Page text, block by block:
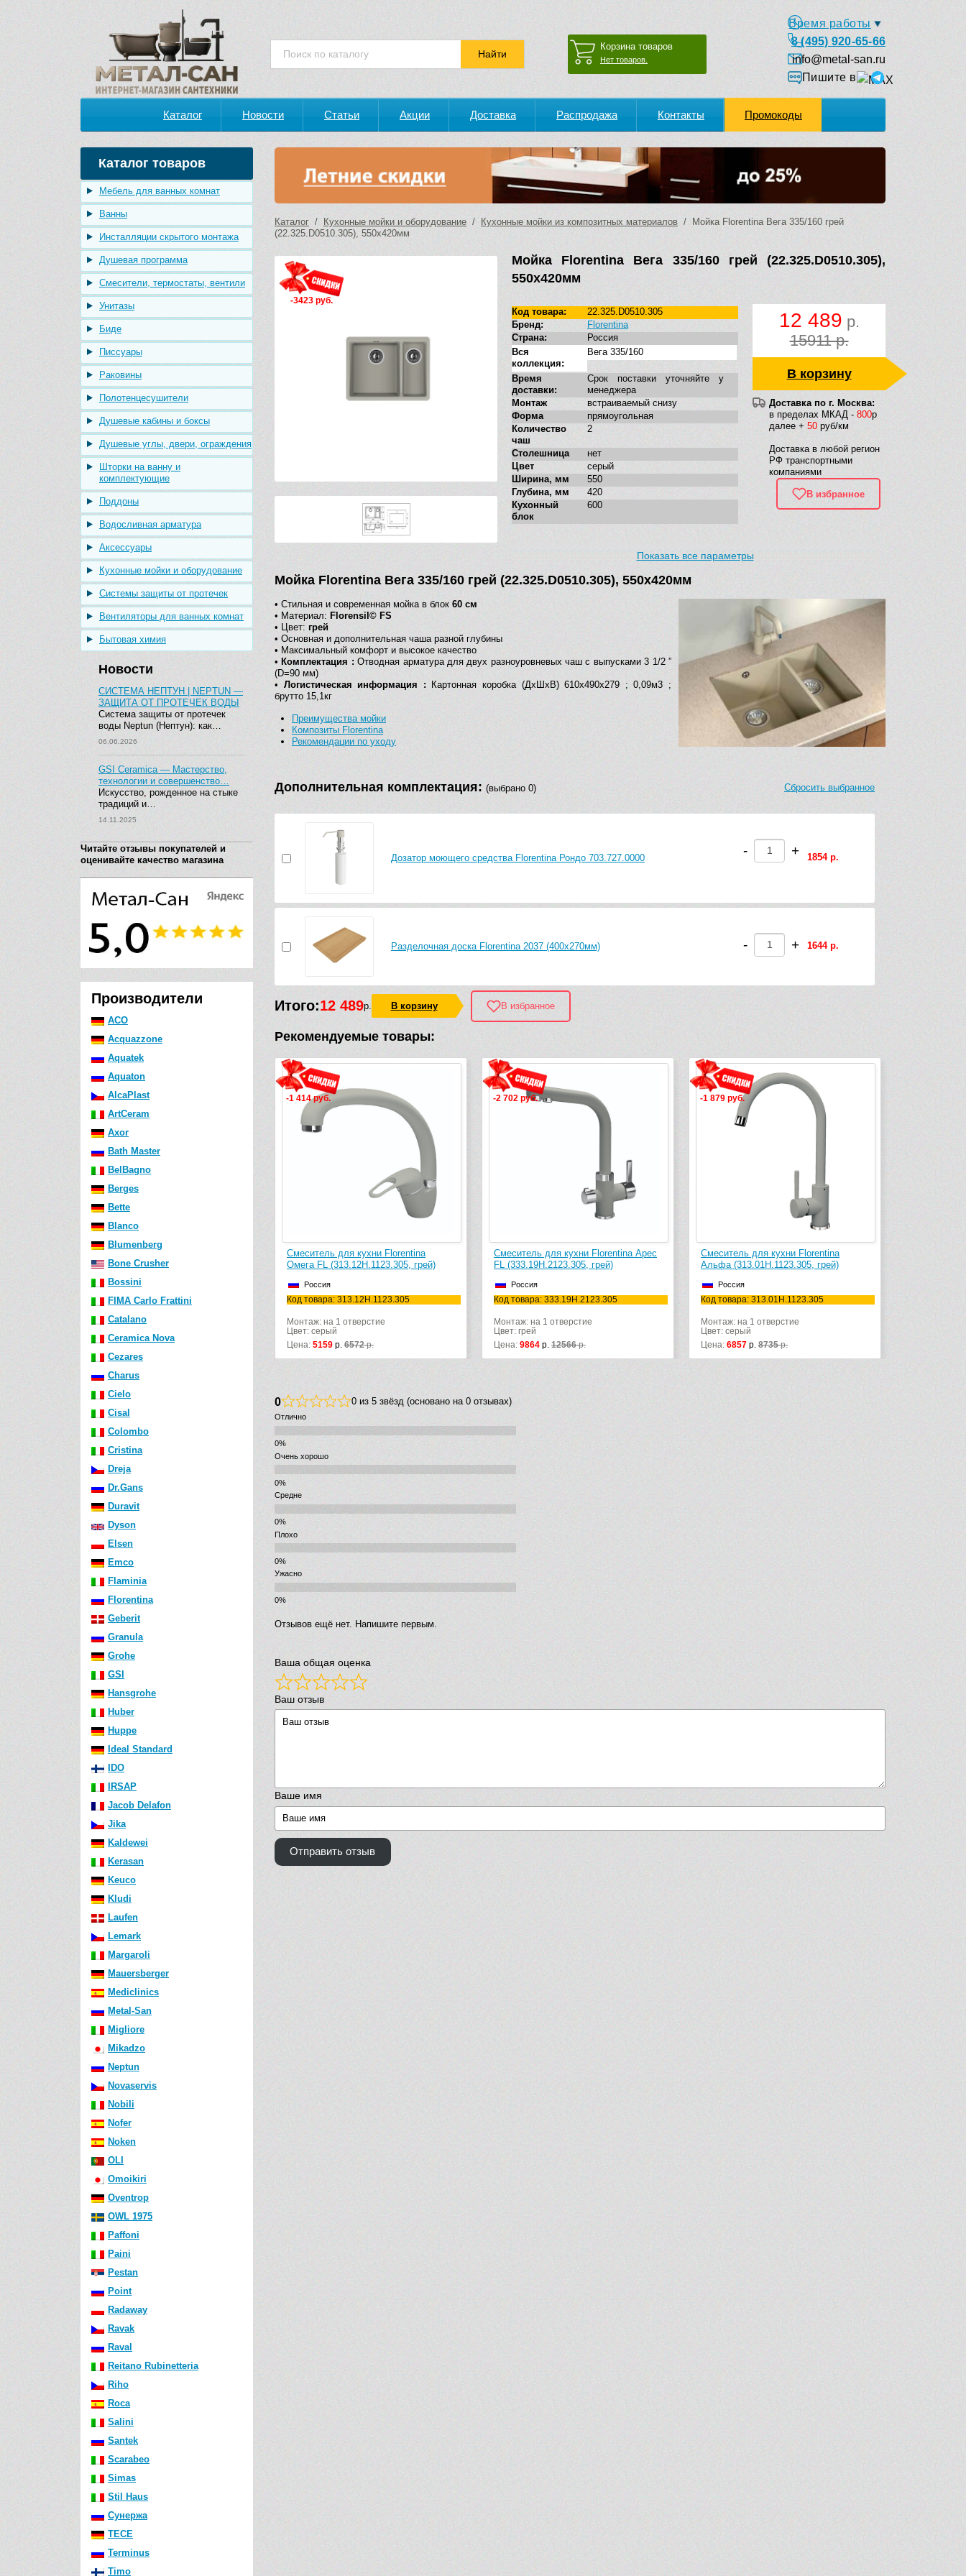
Корзина товаров
Нет товаров.
Время работы
8 (495) 920-65-66
info@metal-san.ru
Пишите в
Каталог Новости Статьи Акции Доставка Распродажа Контакты Промокоды
Каталог товаров
Мебель для ванных комнат
Ванны
Инсталляции скрытого монтажа
Душевая программа
Смесители, термостаты, вентили
Унитазы
Биде
Писсуары
Раковины
Полотенцесушители
Душевые кабины и боксы
Душевые углы, двери, ограждения
Шторки на ванну и
комплектующие
Поддоны
Водосливная арматура
Аксессуары
Кухонные мойки и оборудование
Системы защиты от протечек
Вентиляторы для ванных комнат
Бытовая химия
Новости
СИСТЕМА НЕПТУН | NEPTUN —
ЗАЩИТА ОТ ПРОТЕЧЕК ВОДЫ
Система защиты от протечек
воды Neptun (Нептун): как…
06.06.2026
GSI Ceramica — Мастерство,
технологии и совершенство…
Искусство, рожденное на стыке
традиций и…
14.11.2025
Читайте отзывы покупателей и
оценивайте качество магазина
Производители
ACO
Acquazzone
Aquatek
Aquaton
AlcaPlast
ArtCeram
Axor
Bath Master
BelBagno
Berges
Bette
Blanco
Blumenberg
Bone Crusher
Bossini
FIMA Carlo Frattini
Catalano
Ceramica Nova
Cezares
Charus
Cielo
Cisal
Colombo
Cristina
Dreja
Dr.Gans
Duravit
Dyson
Elsen
Emco
Flaminia
Florentina
Geberit
Granula
Grohe
GSI
Hansgrohe
Huber
Huppe
Ideal Standard
IDO
IRSAP
Jacob Delafon
Jika
Kaldewei
Kerasan
Keuco
Kludi
Laufen
Lemark
Margaroli
Mauersberger
Mediclinics
Metal-San
Migliore
Mikadzo
Neptun
Novaservis
Nobili
Nofer
Noken
OLI
Omoikiri
Oventrop
OWL 1975
Paffoni
Paini
Pestan
Point
Radaway
Ravak
Raval
Reitano Rubinetteria
Riho
Roca
Salini
Santek
Scarabeo
Simas
Stil Haus
Сунержа
TECE
Terminus
Timo
Каталог / Кухонные мойки и оборудование / Кухонные мойки из композитных материалов / Мойка Florentina Вега 335/160 грей
(22.325.D0510.305), 550х420мм
-3423 руб.
Мойка Florentina Вега 335/160 грей (22.325.D0510.305),
550х420мм
12 489 р.
15911 р.
В корзину
Доставка по г. Москва:
в пределах МКАД - 800р
далее + 50 руб/км
Доставка в любой регион
РФ транспортными
компаниями
В избранное
Код товара:
22.325.D0510.305
Бренд:
Florentina
Страна:
Россия
Вся
коллекция:
Вега 335/160
Время
доставки:
Срок поставки уточняйте у
менеджера
Монтаж
встраиваемый снизу
Форма
прямоугольная
Количество
чаш
2
Столешница
нет
Цвет
серый
Ширина, мм
550
Глубина, мм
420
Кухонный
блок
600
Показать все параметры
Мойка Florentina Вега 335/160 грей (22.325.D0510.305), 550х420мм
• Стильная и современная мойка в блок 60 см
• Материал: Florensil© FS
• Цвет: грей
• Основная и дополнительная чаша разной глубины
• Максимальный комфорт и высокое качество
• Комплектация :Отводная арматура для двух разноуровневых чаш с выпусками 3 1/2 ”
(D=90 мм)
• Логистическая информация :Картонная коробка (ДхШхВ) 610х490х279 ; 0,09м3 ;
брутто 15,1кг
Преимущества мойки
Композиты Florentina
Рекомендации по уходу
Дополнительная комплектация: (выбрано 0) Сбросить выбранное
Дозатор моющего средства Florentina Рондо 703.727.0000 - + 1854 р.
Разделочная доска Florentina 2037 (400х270мм) - + 1644 р.
Итого:12 489р. В корзину В избранное
Рекомендуемые товары:
-1 414 руб.
Смеситель для кухни Florentina
Омега FL (313.12H.1123.305, грей)
Россия
Код товара: 313.12H.1123.305
Монтаж: на 1 отверстие
Цвет: серый
Цена: 5159 р. 6572р.
-2 702 руб.
Смеситель для кухни Florentina Арес
FL (333.19H.2123.305, грей)
Россия
Код товара: 333.19H.2123.305
Монтаж: на 1 отверстие
Цвет: грей
Цена: 9864 р. 12566р.
-1 879 руб.
Смеситель для кухни Florentina
Альфа (313.01H.1123.305, грей)
Россия
Код товара: 313.01H.1123.305
Монтаж: на 1 отверстие
Цвет: серый
Цена: 6857 р. 8735р.
0 0 из 5 звёзд (основано на 0 отзывах)
Отлично
Очень хорошо
Средне
Плохо
Ужасно
Отзывов ещё нет. Напишите первым.
Ваша общая оценка
Ваш отзыв
Ваше имя
Отправить отзыв